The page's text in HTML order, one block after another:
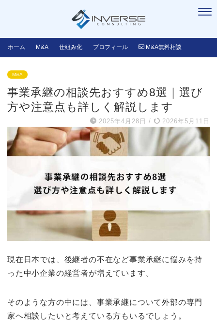
ホーム M&A 仕組み化 プロフィール M&A無料相談
M&A
事業承継の相談先おすすめ8選｜選び
方や注意点も詳しく解説します
2025年4月28日 / 2026年5月11日
現在日本では、後継者の不在など事業承継に悩みを持
った中小企業の経営者が増えています。
そのような方の中には、事業承継について外部の専門
家へ相談したいと考えている方もいるでしょう。